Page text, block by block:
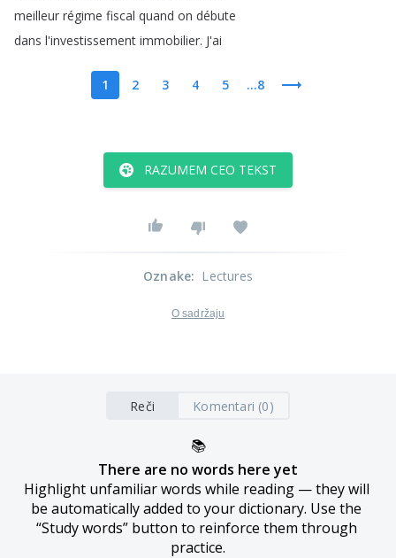
meilleur régime fiscal quand on débute
dans l'investissement immobilier. J'ai
1 2 3 4 5 ...8
RAZUMEM CEO TEKST
Oznake: Lectures
O sadržaju
Reči Komentari (0)
📚
There are no words here yet
Highlight unfamiliar words while reading — they will
be automatically added to your dictionary. Use the
“Study words” button to reinforce them through
practice.